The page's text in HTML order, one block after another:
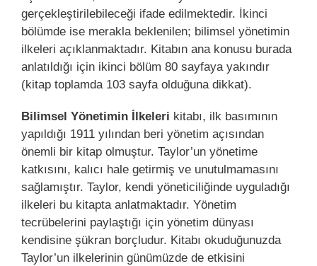
gerçekleştirilebileceği ifade edilmektedir. İkinci
bölümde ise merakla beklenilen; bilimsel yönetimin
ilkeleri açıklanmaktadır. Kitabın ana konusu burada
anlatıldığı için ikinci bölüm 80 sayfaya yakındır
(kitap toplamda 103 sayfa olduğuna dikkat).
Bilimsel Yönetimin İlkeleri kitabı, ilk basımının
yapıldığı 1911 yılından beri yönetim açısından
önemli bir kitap olmuştur. Taylor’un yönetime
katkısını, kalıcı hale getirmiş ve unutulmamasını
sağlamıştır. Taylor, kendi yöneticiliğinde uyguladığı
ilkeleri bu kitapta anlatmaktadır. Yönetim
tecrübelerini paylaştığı için yönetim dünyası
kendisine şükran borçludur. Kitabı okuduğunuzda
Taylor’un ilkelerinin günümüzde de etkisini